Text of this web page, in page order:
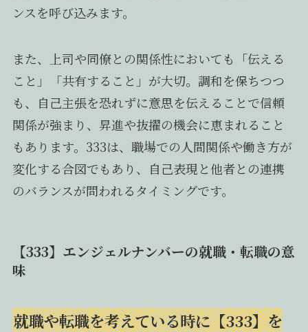
ンスを呼び込みます。
また、上司や同僚との関係性においても「伝える
こと」「共有すること」が大切。調和を保ちつつ
も、自己主張を恐れずに意思を伝えることで信頼
関係が強まり、昇進や抜擢の機会に恵まれること
もあります。333は、職場での人間関係や働き方が
変化する合図でもあり、自己表現と他者との連携
のバランスが問われるタイミングです。
【333】エンジェルナンバーの就職・転職の意
味
就職や転職を考えている時に【333】を